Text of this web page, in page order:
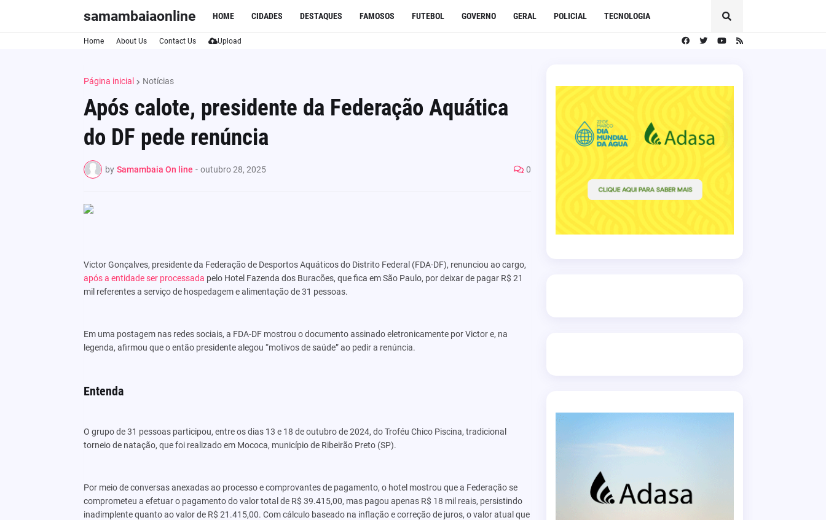
samambaiaonline HOME CIDADES DESTAQUES FAMOSOS FUTEBOL GOVERNO GERAL POLICIAL TECNOLOGIA
Home About Us Contact Us Upload
Página inicial Notícias
Após calote, presidente da Federação Aquática
do DF pede renúncia
by Samambaia On line - outubro 28, 2025 0
Victor Gonçalves, presidente da Federação de Desportos Aquáticos do Distrito Federal (FDA-DF), renunciou ao cargo,
após a entidade ser processada pelo Hotel Fazenda dos Buracões, que fica em São Paulo, por deixar de pagar R$ 21
mil referentes a serviço de hospedagem e alimentação de 31 pessoas.
Em uma postagem nas redes sociais, a FDA-DF mostrou o documento assinado eletronicamente por Victor e, na
legenda, afirmou que o então presidente alegou “motivos de saúde” ao pedir a renúncia.
Entenda
O grupo de 31 pessoas participou, entre os dias 13 e 18 de outubro de 2024, do Troféu Chico Piscina, tradicional
torneio de natação, que foi realizado em Mococa, município de Ribeirão Preto (SP).
Por meio de conversas anexadas ao processo e comprovantes de pagamento, o hotel mostrou que a Federação se
comprometeu a efetuar o pagamento do valor total de R$ 39.415,00, mas pagou apenas R$ 18 mil reais, persistindo
inadimplente quanto ao valor de R$ 21.415,00. Com cálculo baseado na inflação e correção de juros, o valor atual que